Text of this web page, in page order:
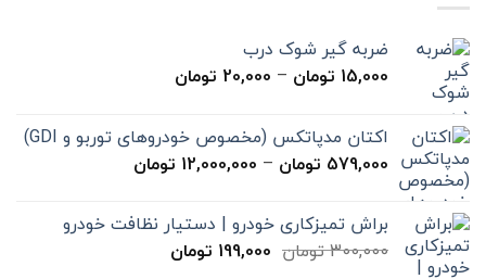
ضربه گیر شوک درب
15,000 تومان –
20,000 تومان
تا
20,000 تومان
اکتان مدپاتکس (مخصوص خودروهای توربو و GDI)
579,000 تومان –
12,000,000 تومان
تا
براش تمیزکاری خودرو | دستیار نظافت خودرو
300,000تومان قیمت
199,000 تومانقیمت